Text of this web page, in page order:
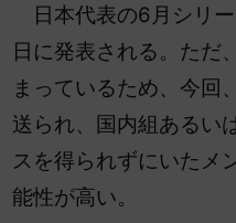
日本代表の6月シリ
日に発表される。ただ
まっているため、今回
送られ、国内組あるい
スを得られずにいたメ
能性が高い。